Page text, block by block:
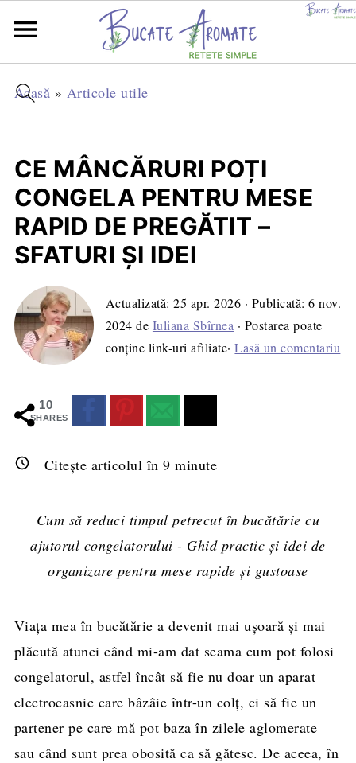
Acasă » Articole utile
CE MÂNCĂRURI POȚI
CONGELA PENTRU MESE
RAPID DE PREGĂTIT –
SFATURI ȘI IDEI
Actualizată:25 apr. 2026 · Publicată:6 nov.
2024 de Iuliana Sbîrnea · Postarea poate
conține link-uri afiliate·Lasă un comentariu
10
SHARES
Citește articolul în9 minute
Cum să reduci timpul petrecut în bucătărie cu
ajutorul congelatorului - Ghid practic și idei de
organizare pentru mese rapide și gustoase
Viața mea în bucătărie a devenit mai ușoară și mai
plăcută atunci când mi-am dat seama cum pot folosi
congelatorul, astfel încât să fie nu doar un aparat
electrocasnic care bâzâie într-un colț, ci să fie un
partener pe care mă pot baza în zilele aglomerate
sau când sunt prea obosită ca să gătesc. De aceea, în